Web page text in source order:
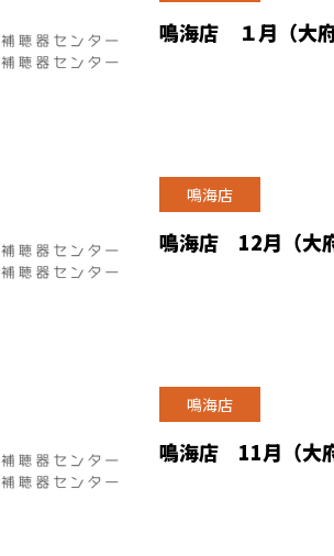
鳴海店 １月（大
鳴海店 12月（大
鳴海店
鳴海店 11月（大
鳴海店